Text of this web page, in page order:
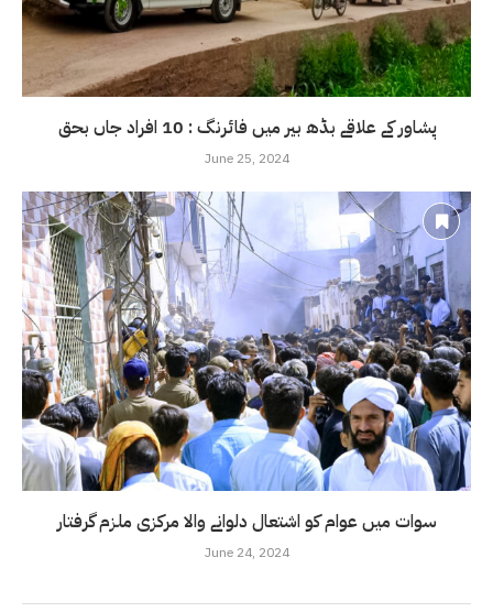
پشاور کے علاقے بڈھ بیر میں فائرنگ : 10 افراد جاں بحق
June 25, 2024
سوات میں عوام کو اشتعال دلوانے والا مرکزی ملزم گرفتار
June 24, 2024